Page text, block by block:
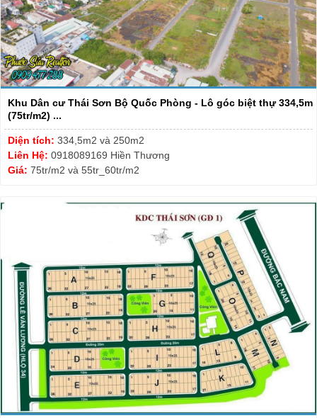
Khu Dân cư Thái Sơn Bộ Quốc Phòng - Lô góc biệt thự 334,5m
(75tr/m2) ...
Diện tích: 334,5m2 và 250m2
Liên Hệ: 0918089169 Hiền Thương
Giá: 75tr/m2 và 55tr_60tr/m2